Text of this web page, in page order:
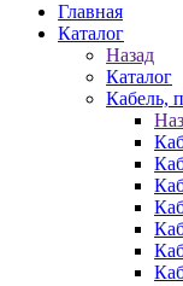
Главная
Каталог
Назад
Каталог
Кабель,